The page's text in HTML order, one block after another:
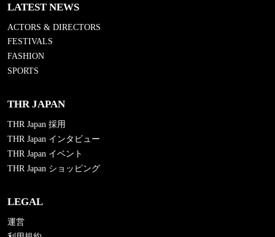
LATEST NEWS
ACTORS & DIRECTORS
FESTIVALS
FASHION
SPORTS
THR JAPAN
THR Japan 採用
THR Japan インタビュー
THR Japan イベント
THR Japan ショッピング
LEGAL
運営